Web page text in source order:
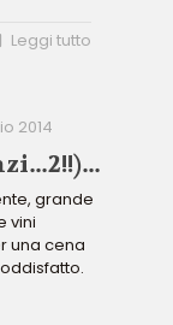
Leggi tutto
2014
grande
vini
una cena